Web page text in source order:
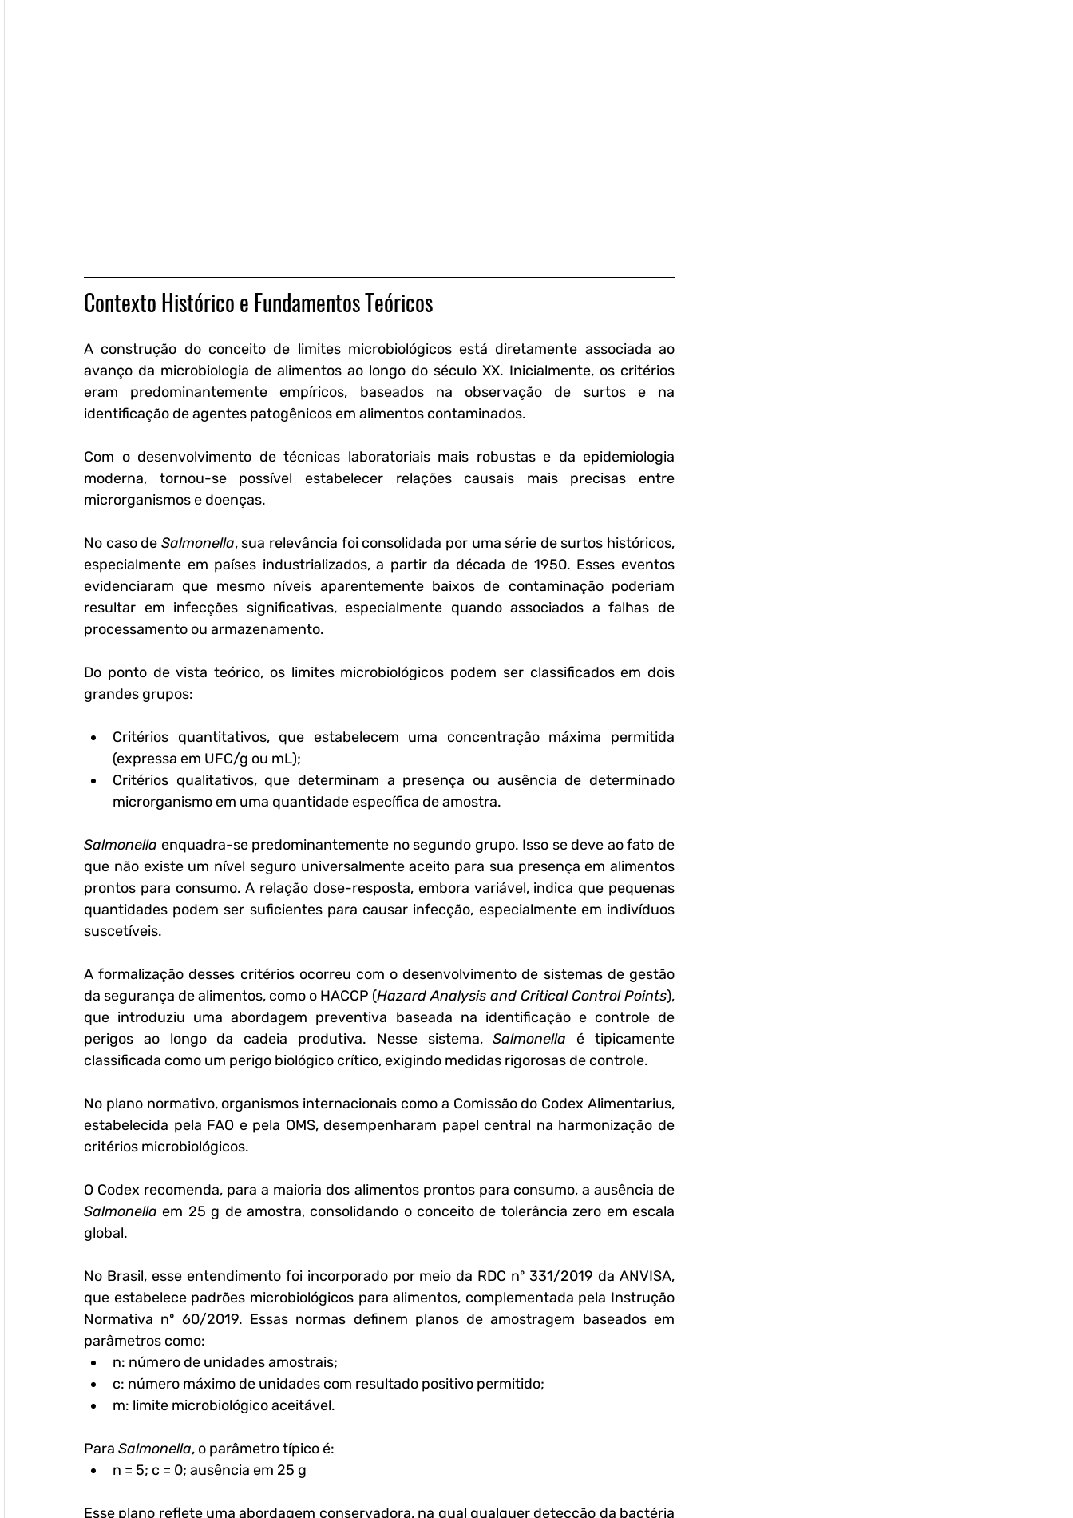
Contexto Histórico e Fundamentos Teóricos
A construção do conceito de limites microbiológicos está diretamente associada ao
avanço da microbiologia de alimentos ao longo do século XX. Inicialmente, os critérios
eram predominantemente empíricos, baseados na observação de surtos e na
identificação de agentes patogênicos em alimentos contaminados.
Com o desenvolvimento de técnicas laboratoriais mais robustas e da epidemiologia
moderna, tornou-se possível estabelecer relações causais mais precisas entre
microrganismos e doenças.
No caso de Salmonella, sua relevância foi consolidada por uma série de surtos históricos,
especialmente em países industrializados, a partir da década de 1950. Esses eventos
evidenciaram que mesmo níveis aparentemente baixos de contaminação poderiam
resultar em infecções significativas, especialmente quando associados a falhas de
processamento ou armazenamento.
Do ponto de vista teórico, os limites microbiológicos podem ser classificados em dois
grandes grupos:
Critérios quantitativos, que estabelecem uma concentração máxima permitida
(expressa em UFC/g ou mL);
Critérios qualitativos, que determinam a presença ou ausência de determinado
microrganismo em uma quantidade específica de amostra.
Salmonella enquadra-se predominantemente no segundo grupo. Isso se deve ao fato de
que não existe um nível seguro universalmente aceito para sua presença em alimentos
prontos para consumo. A relação dose-resposta, embora variável, indica que pequenas
quantidades podem ser suficientes para causar infecção, especialmente em indivíduos
suscetíveis.
A formalização desses critérios ocorreu com o desenvolvimento de sistemas de gestão
da segurança de alimentos, como o HACCP (Hazard Analysis and Critical Control Points),
que introduziu uma abordagem preventiva baseada na identificação e controle de
perigos ao longo da cadeia produtiva. Nesse sistema, Salmonella é tipicamente
classificada como um perigo biológico crítico, exigindo medidas rigorosas de controle.
No plano normativo, organismos internacionais como a Comissão do Codex Alimentarius,
estabelecida pela FAO e pela OMS, desempenharam papel central na harmonização de
critérios microbiológicos.
Salmonella em 25 g de amostra, consolidando o conceito de tolerância zero em escala
global.
No Brasil, esse entendimento foi incorporado por meio da RDC nº 331/2019 da ANVISA,
que estabelece padrões microbiológicos para alimentos, complementada pela Instrução
Normativa nº 60/2019. Essas normas definem planos de amostragem baseados em
parâmetros como:
n: número de unidades amostrais;
c: número máximo de unidades com resultado positivo permitido;
m: limite microbiológico aceitável.
Para Salmonella, o parâmetro típico é:
n = 5; c = 0; ausência em 25 g
Esse plano reflete uma abordagem conservadora, na qual qualquer detecção da bactéria